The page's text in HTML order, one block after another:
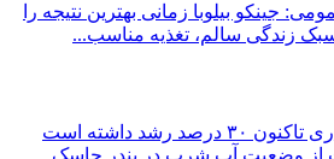
جینکو بیلوبا زمانی بهترین نتیجه را
زندگی سالم، تغذیه مناسب...